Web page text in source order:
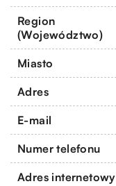
Region
(Województwo)
Miasto
Adres
E-mail
Numer telefonu
Adres internetowy